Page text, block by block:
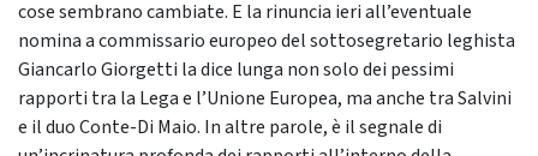
cose sembrano cambiate. E la rinuncia ieri all’eventuale
nomina a commissario europeo del sottosegretario leghista
Giancarlo Giorgetti la dice lunga non solo dei pessimi
rapporti tra la Lega e l’Unione Europea, ma anche tra Salvini
e il duo Conte-Di Maio. In altre parole, è il segnale di